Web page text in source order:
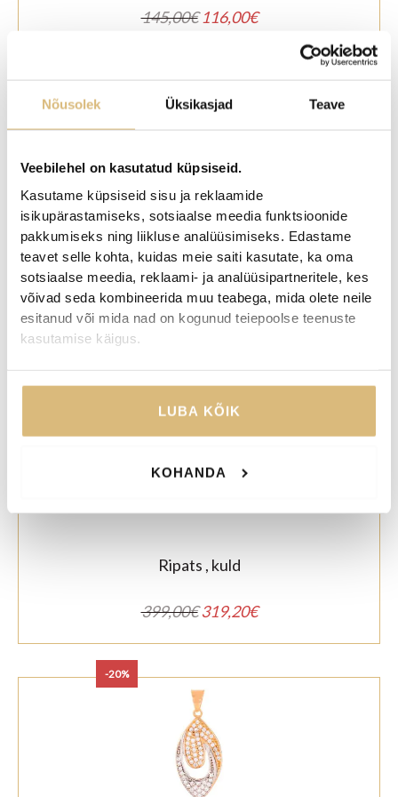
Nõusolek Üksikasjad Teave
Veebilehel on kasutatud küpsiseid.
Kasutame küpsiseid sisu ja reklaamide
isikupärastamiseks, sotsiaalse meedia funktsioonide
pakkumiseks ning liikluse analüüsimiseks. Edastame
teavet selle kohta, kuidas meie saiti kasutate, ka oma
sotsiaalse meedia, reklaami- ja analüüsipartneritele, kes
võivad seda kombineerida muu teabega, mida olete neile
esitanud või mida nad on kogunud teiepoolse teenuste
kasutamise käigus.
LUBA KÕIK
KOHANDA
145,00€Algne
116,00€Praegune
116,00€.
-20%
Ripats kuld
575,00€
hind
460,00€ Praegune
hind
Ripats , kuld
399,00€Algne
319,20€Praegune
-20%